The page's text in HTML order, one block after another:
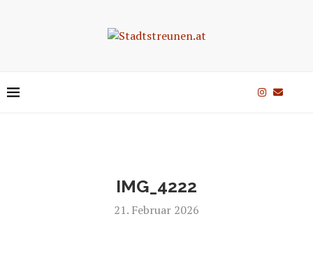
IMG_4222
21. Februar 2026